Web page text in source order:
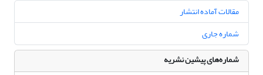
مقالات آماده انتشار
شماره جاری
شماره‌های پیشین نشریه